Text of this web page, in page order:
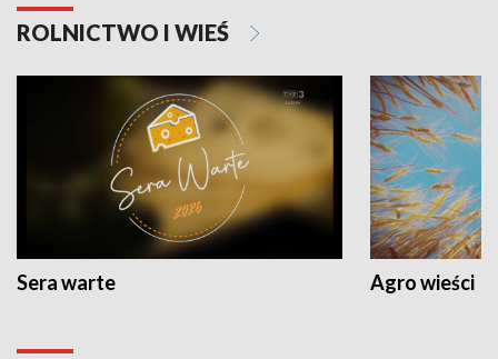
ROLNICTWO I WIEŚ
Sera warte Agro wieści